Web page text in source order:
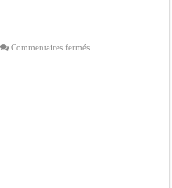
Commentaires ferméssur